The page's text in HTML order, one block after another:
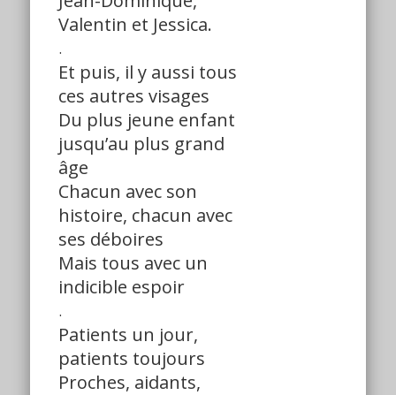
Valentin et Jessica.
.
Et puis, il y aussi tous
ces autres visages
Du plus jeune enfant
jusqu’au plus grand
âge
Chacun avec son
histoire, chacun avec
ses déboires
Mais tous avec un
indicible espoir
.
Patients un jour,
patients toujours
Proches, aidants,